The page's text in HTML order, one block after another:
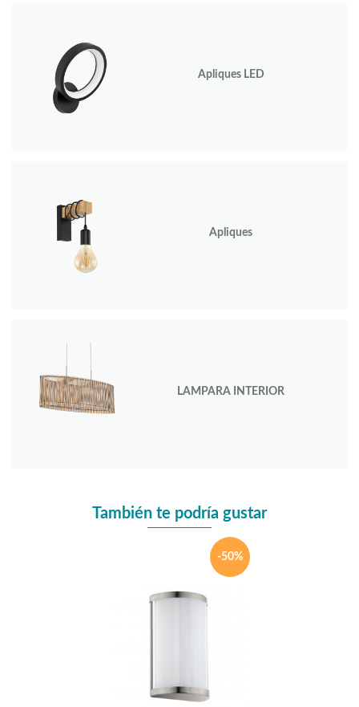
Apliques LED
Apliques
LAMPARA INTERIOR
También te podría gustar
-50%